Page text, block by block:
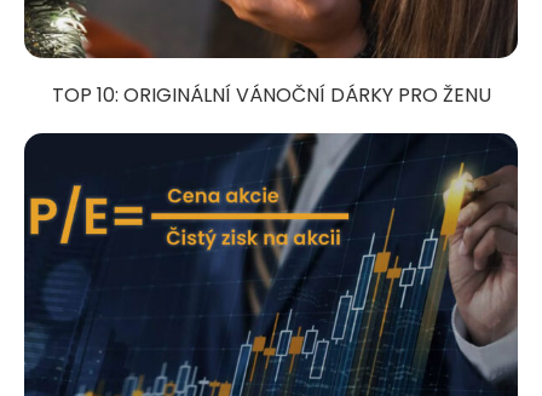
TOP 10: ORIGINÁLNÍ VÁNOČNÍ DÁRKY PRO ŽENU